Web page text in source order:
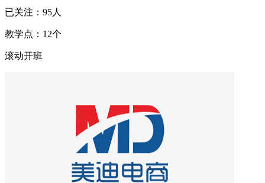
已关注： 95人
教学点： 12个
滚动开班